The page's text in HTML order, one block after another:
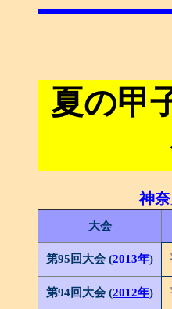
夏の甲
神
大会
第95回大会 (2013年)
第94回大会 (2012年)